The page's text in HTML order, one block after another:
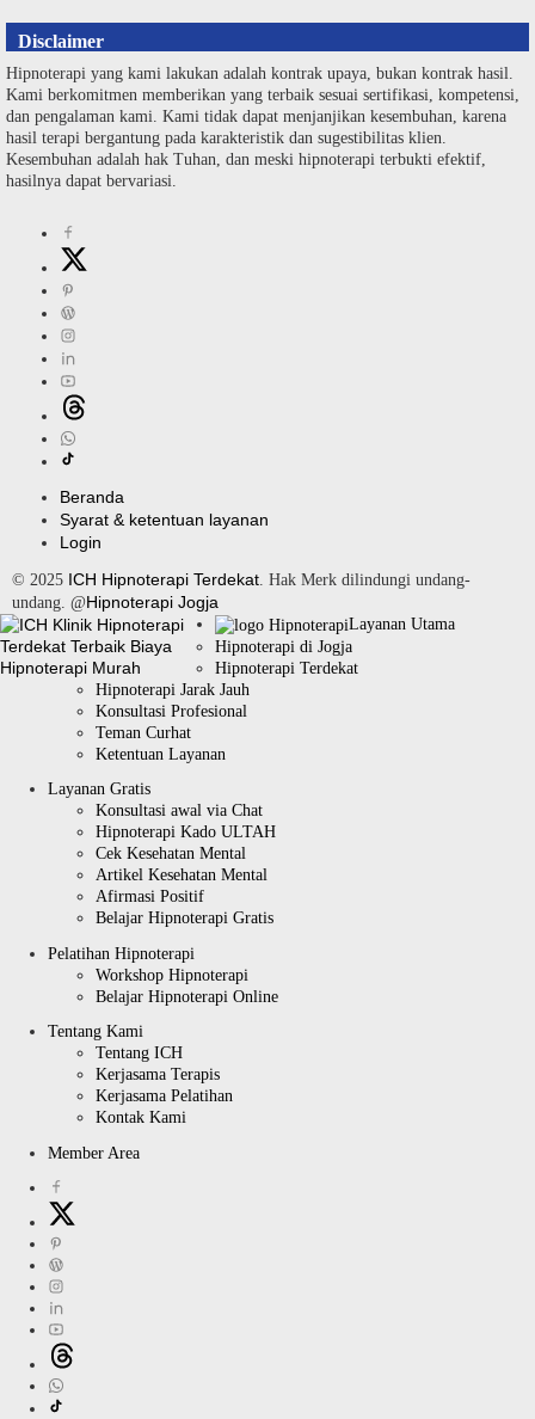
Disclaimer
Hipnoterapi yang kami lakukan adalah kontrak upaya, bukan kontrak hasil.
Kami berkomitmen memberikan yang terbaik sesuai sertifikasi, kompetensi,
dan pengalaman kami. Kami tidak dapat menjanjikan kesembuhan, karena
hasil terapi bergantung pada karakteristik dan sugestibilitas klien.
Kesembuhan adalah hak Tuhan, dan meski hipnoterapi terbukti efektif,
hasilnya dapat bervariasi.
Beranda
Syarat & ketentuan layanan
Login
© 2025 ICH Hipnoterapi Terdekat . Hak Merk dilindungi undang-
undang. @Hipnoterapi Jogja
Layanan Utama
Hipnoterapi di Jogja
Hipnoterapi Terdekat
Hipnoterapi Jarak Jauh
Konsultasi Profesional
Teman Curhat
Ketentuan Layanan
Layanan Gratis
Konsultasi awal via Chat
Hipnoterapi Kado ULTAH
Cek Kesehatan Mental
Artikel Kesehatan Mental
Afirmasi Positif
Belajar Hipnoterapi Gratis
Pelatihan Hipnoterapi
Workshop Hipnoterapi
Belajar Hipnoterapi Online
Tentang Kami
Tentang ICH
Kerjasama Terapis
Kerjasama Pelatihan
Kontak Kami
Member Area